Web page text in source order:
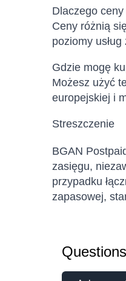
Dlaczego
Ceny różnią
poziomy
Gdzie mogę
Możesz użyć
europejskiej i
Streszczenie
BGAN
zasięgu,
przypadku
zapasowej,
Questions